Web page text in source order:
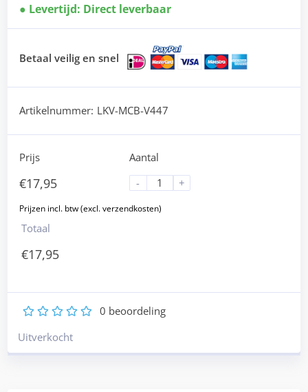
Levertijd: Direct leverbaar
Betaal veilig en snel
Artikelnummer: LKV-MCB-V447
Prijs
€17,95
Aantal
-
+
Totaal
€17,95
5
4
3
2 0 beoordeling
Uitverkocht